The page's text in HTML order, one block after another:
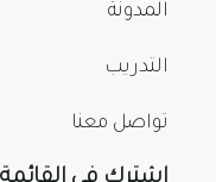
المدونة
التدريب
تواصل معنا